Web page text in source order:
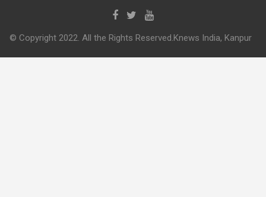
© Copyright 2022. All the Rights Reserved.Knews India, Kanpur